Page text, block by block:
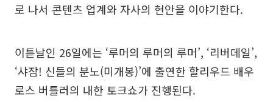
로 나서 콘텐츠 업계와 자사의 현안을 이야기한다.
이튿날인 26일에는 ‘루머의 루머의 루머’, ‘리버데일’,
‘샤잠! 신들의 분노(미개봉)’에 출연한 할리우드 배우
로스 버틀러의 내한 토크쇼가 진행된다.